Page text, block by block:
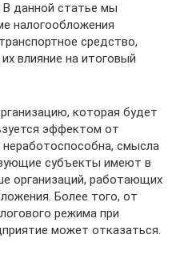
В данной статье мы
налогообложения
средство,
влияние на итоговый
которая будет
эффектом от
смысла
субъекты имеют в
организаций, работающих
Более того, от
режима при
может отказаться.